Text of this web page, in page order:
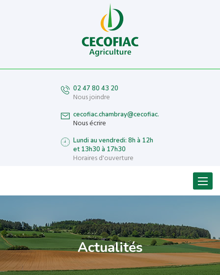
02 47 80 43 20
Nous joindre
cecofiac.chambray@cecofiac.fr
Nous écrire
Lundi au vendredi: 8h à 12h
et 13h30 à 17h30
Horaires d'ouverture
Menu
Actualités